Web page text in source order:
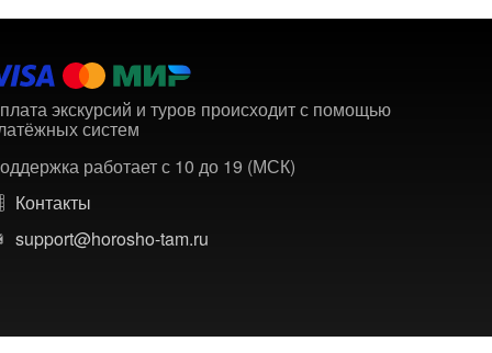
экскурсий и туров происходит с помощью
систем
работает с 10 до 19 (МСК)
Контакты
support@horosho-tam.ru